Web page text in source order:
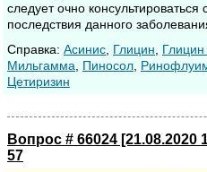
следует очно
последствия данного
Cправка: Асинис Глицин
Мильгамма
Пиносол
Цетиризин
Вопрос # 66024
57